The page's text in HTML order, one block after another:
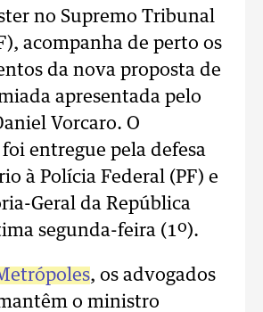
no Supremo Tribunal
acompanha de perto os
da nova proposta de
apresentada pelo
Vorcaro. O
entregue pela defesa
à Polícia Federal (PF) e
Geral da República
segunda-feira (1º).
, os advogados
o ministro